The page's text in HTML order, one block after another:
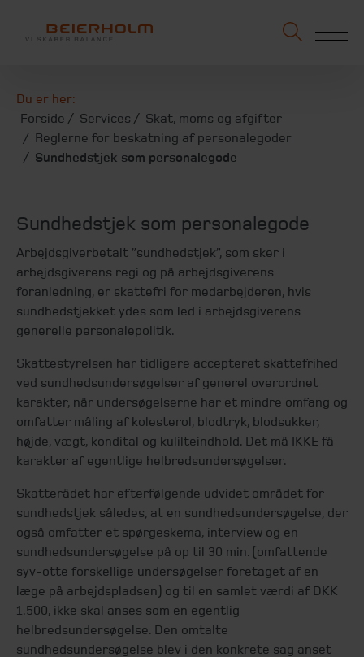
Du er her:
Forside
Services
Skat, moms og afgifter
Reglerne for beskatning af personalegoder
Sundhedstjek som personalegode
Sundhedstjek som personalegode
Arbejdsgiverbetalt ”sundhedstjek”, som sker i
arbejdsgiverens regi og på arbejdsgiverens
foranledning, er skattefri for medarbejderen, hvis
sundhedstjekket ydes som led i arbejdsgiverens
generelle personalepolitik.
Skattestyrelsen har tidligere accepteret skattefrihed
ved sundhedsundersøgelser af generel overordnet
karakter, når undersøgelserne har et mindre omfang og
omfatter måling af kolesterol, blodtryk, blodsukker,
højde, vægt, kondital og kulilteindhold. Det må IKKE få
karakter af egentlige helbredsundersøgelser.
Skatterådet har efterfølgende udvidet området for
sundhedstjek således, at en sundhedsundersøgelse, der
også omfatter et spørgeskema, interview og en
sundhedsundersøgelse på op til 30 min. (omfattende
syv-otte forskellige undersøgelser foretaget af en
læge på arbejdspladsen) og til en samlet værdi af DKK
1.500, ikke skal anses som en egentlig
helbredsundersøgelse. Den omtalte
sundhedsundersøgelse blev i den konkrete sag anset